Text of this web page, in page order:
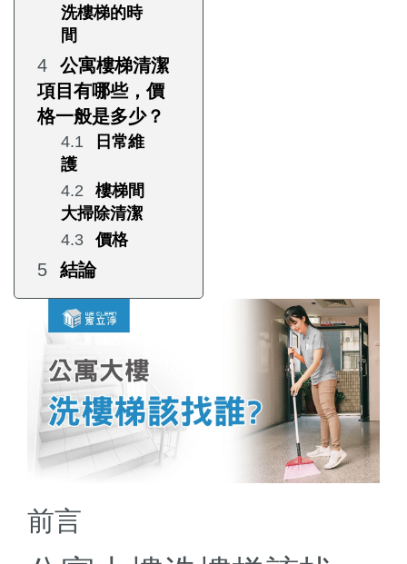
洗樓梯的時
間
公寓樓梯清潔
項目有哪些，價
格一般是多少？
日常維
護
樓梯間
大掃除清潔
價格
結論
前言